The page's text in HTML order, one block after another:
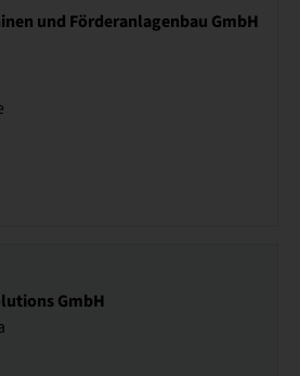
und Förderanlagenbau GmbH
GmbH